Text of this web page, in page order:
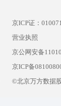
京ICP证：
营业执照
京公网安备
京ICP备
©北京万方数据